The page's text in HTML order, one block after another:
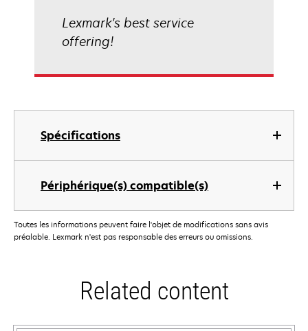
Spécifications
Périphérique(s) compatible(s)
Lexmark's best service
offering!
Toutes les informations peuvent faire l'objet de modifications sans avis
préalable. Lexmark n'est pas responsable des erreurs ou omissions.
Related content